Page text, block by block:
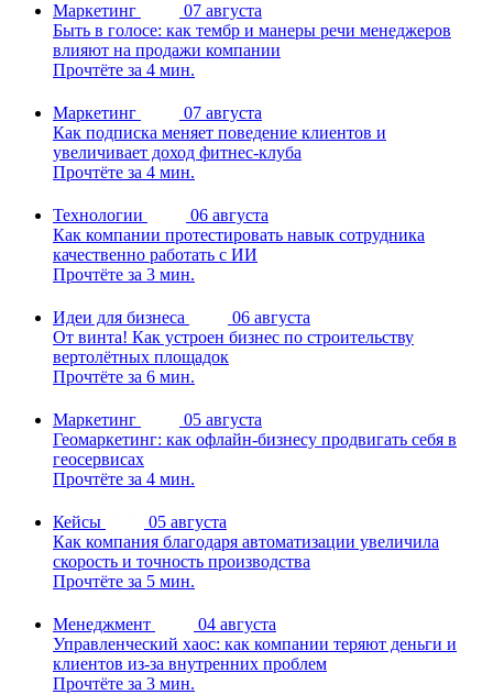
Маркетинг
07 августа
Быть в голосе: как тембр и манеры речи менеджеров
влияют на продажи компании
Прочтёте за 4 мин.
Маркетинг
07 августа
Как подписка меняет поведение клиентов и
увеличивает доход фитнес-клуба
Прочтёте за 4 мин.
Технологии
06 августа
Как компании протестировать навык сотрудника
качественно работать с ИИ
Прочтёте за 3 мин.
Идеи для бизнеса
06 августа
От винта! Как устроен бизнес по строительству
вертолётных площадок
Прочтёте за 6 мин.
Маркетинг
05 августа
Геомаркетинг: как офлайн-бизнесу продвигать себя в
геосервисах
Прочтёте за 4 мин.
Кейсы
05 августа
Как компания благодаря автоматизации увеличила
скорость и точность производства
Прочтёте за 5 мин.
Менеджмент
04 августа
Управленческий хаос: как компании теряют деньги и
клиентов из-за внутренних проблем
Прочтёте за 3 мин.